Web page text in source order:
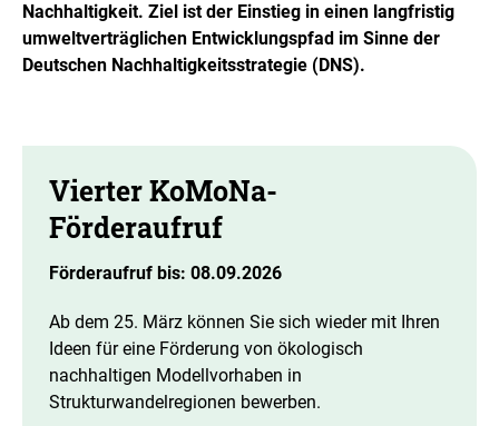
Nachhaltigkeit. Ziel ist der Einstieg in einen langfristig
umweltverträglichen Entwicklungspfad im Sinne der
Deutschen Nachhaltigkeitsstrategie (DNS).
Vierter KoMoNa-
Förderaufruf
Förderaufruf bis: 08.09.2026
Ab dem 25. März können Sie sich wieder mit Ihren
Ideen für eine Förderung von ökologisch
nachhaltigen Modellvorhaben in
Strukturwandelregionen bewerben.